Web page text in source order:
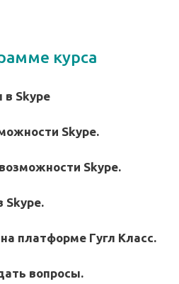
курса
в Skype
Skype.
Skype.
Skype.
платформе Гугл Класс.
вопросы.